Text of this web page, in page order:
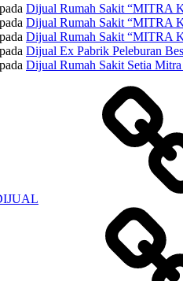
pada Dijual Rumah Sakit “MITRA
pada Dijual Rumah Sakit “MITRA
pada Dijual Rumah Sakit “MITRA
pada Dijual Ex Pabrik Peleburan
pada Dijual Rumah Sakit Setia